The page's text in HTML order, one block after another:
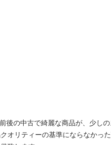
後の中古で綺麗な商品が、少しの
オリティーの基準にならなかっ